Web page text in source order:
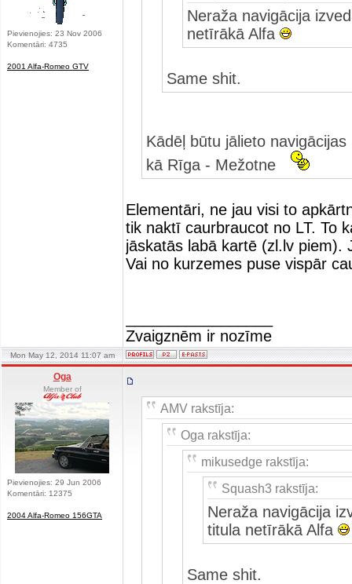
Pievienojies: 23 Nov 2006
Komentāri: 4735
2001 Alfa-Romeo GTV
Neraža navigācija
netīrākā Alfa
Same shit.
Kādēļ būtu jālieto
kā Rīga - Mežotne
Elementāri, ne jau visi to
tik naktī caurbraucot no LT. To
jāskatās labā kartē (zl.lv piem).
Vai no kurzemes puse vispār
Zvaigznēm ir nozīme
Mon May 12, 2014 11:07 am
Oga
Member of
Pievienojies: 29 Jun 2006
Komentāri: 12375
2004 Alfa-Romeo 156GTA
AMV rakstīja:
Oga rakstīja:
mikusedge rakstīja:
Squash3 rakstīja:
Neraža navigācija
titula netīrākā Alfa
Same shit.